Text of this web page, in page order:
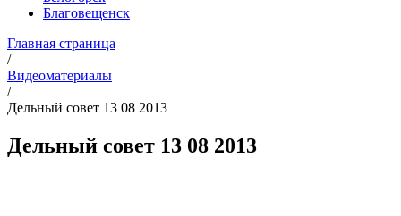
Благовещенск
Главная страница
/
Видеоматериалы
/
Дельный совет 13 08 2013
Дельный совет 13 08 2013